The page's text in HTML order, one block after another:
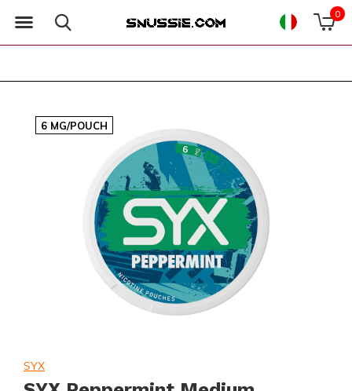
0
6 MG/POUCH
SYX